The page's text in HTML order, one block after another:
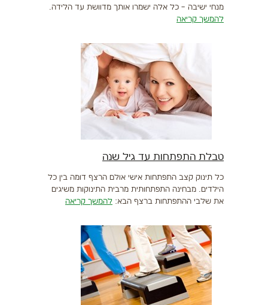
מנחי ישיבה – כל אלה ישמרו אותך מדוושת עד הלידה.
להמשך קריאה
טבלת התפתחות עד גיל שנה
כל תינוק קצב התפתחות אישי אולם הרצף דומה בין כל
הילדים. מבחינה התפתחותית מרבית התינוקות משיגים
את שלבי ההתפתחות ברצף הבא: להמשך קריאה